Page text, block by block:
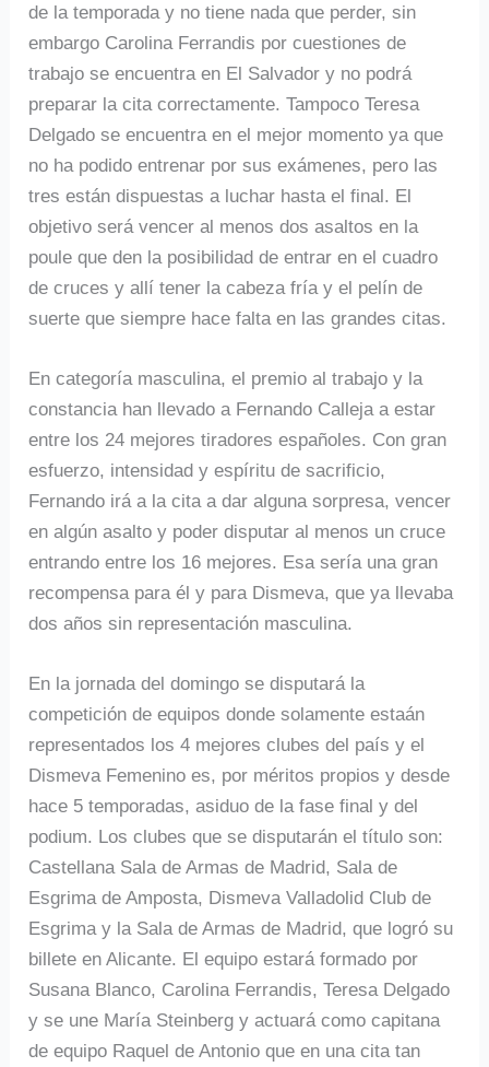
de la temporada y no tiene nada que perder, sin
embargo Carolina Ferrandis por cuestiones de
trabajo se encuentra en El Salvador y no podrá
preparar la cita correctamente. Tampoco Teresa
Delgado se encuentra en el mejor momento ya que
no ha podido entrenar por sus exámenes, pero las
tres están dispuestas a luchar hasta el final. El
objetivo será vencer al menos dos asaltos en la
poule que den la posibilidad de entrar en el cuadro
de cruces y allí tener la cabeza fría y el pelín de
suerte que siempre hace falta en las grandes citas.
En categoría masculina, el premio al trabajo y la
constancia han llevado a Fernando Calleja a estar
entre los 24 mejores tiradores españoles. Con gran
esfuerzo, intensidad y espíritu de sacrificio,
Fernando irá a la cita a dar alguna sorpresa, vencer
en algún asalto y poder disputar al menos un cruce
entrando entre los 16 mejores. Esa sería una gran
recompensa para él y para Dismeva, que ya llevaba
dos años sin representación masculina.
En la jornada del domingo se disputará la
competición de equipos donde solamente estaán
representados los 4 mejores clubes del país y el
Dismeva Femenino es, por méritos propios y desde
hace 5 temporadas, asiduo de la fase final y del
podium. Los clubes que se disputarán el título son:
Castellana Sala de Armas de Madrid, Sala de
Esgrima de Amposta, Dismeva Valladolid Club de
Esgrima y la Sala de Armas de Madrid, que logró su
billete en Alicante. El equipo estará formado por
Susana Blanco, Carolina Ferrandis, Teresa Delgado
y se une María Steinberg y actuará como capitana
de equipo Raquel de Antonio que en una cita tan